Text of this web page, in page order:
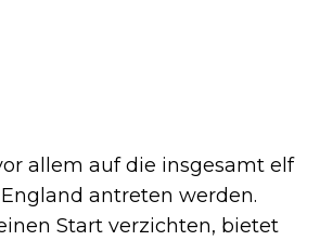
allem auf die insgesamt elf
antreten werden.
Start verzichten, bietet